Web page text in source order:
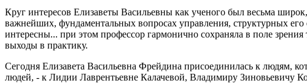
Круг интересов Елизаветы Васильевны как ученого был весьма
важнейших, фундаментальных вопросах управления, структурных
интересны... при этом профессор гармонично сохраняла в поле
выходы в практику.
Сегодня Елизавета Васильевна Фрейдина присоединилась к людям,
людей, - к Лидии Лаврентьевне Калачевой, Владимиру